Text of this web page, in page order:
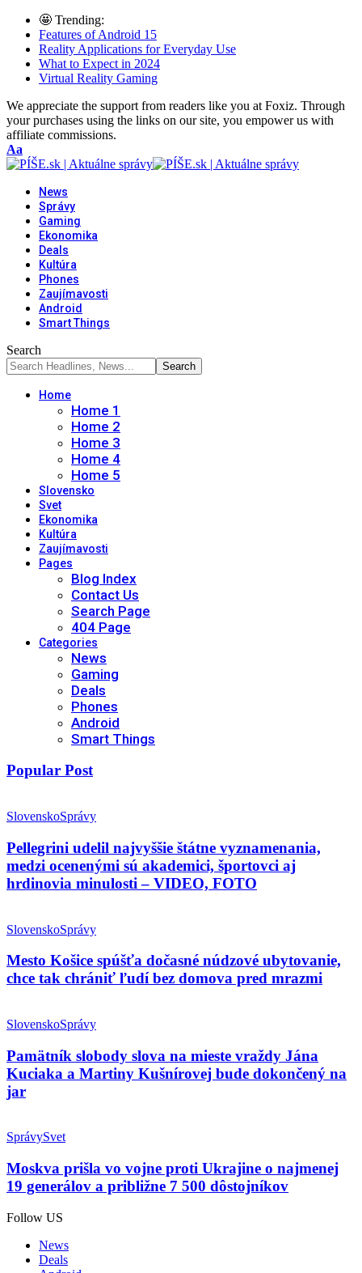
🤩 Trending:
Features of Android 15
Reality Applications for Everyday Use
What to Expect in 2024
Virtual Reality Gaming
We appreciate the support from readers like you at Foxiz. Through
your purchases using the links on our site, you empower us with
affiliate commissions.
Font
Resizer
Aa
News
Správy
Gaming
Ekonomika
Deals
Kultúra
Phones
Zaujímavosti
Android
Smart Things
Search
Home
Home 1
Home 2
Home 3
Home 4
Home 5
Slovensko
Svet
Ekonomika
Kultúra
Zaujímavosti
Pages
Blog Index
Contact Us
Search Page
404 Page
Categories
News
Gaming
Deals
Phones
Android
Smart Things
Popular Post
SlovenskoSprávy
Pellegrini udelil najvyššie štátne vyznamenania,
medzi ocenenými sú akademici, športovci aj
hrdinovia minulosti – VIDEO, FOTO
SlovenskoSprávy
Mesto Košice spúšťa dočasné núdzové ubytovanie,
chce tak chrániť ľudí bez domova pred mrazmi
SlovenskoSprávy
Pamätník slobody slova na mieste vraždy Jána
Kuciaka a Martiny Kušnírovej bude dokončený na
jar
SprávySvet
Moskva prišla vo vojne proti Ukrajine o najmenej
19 generálov a približne 7 500 dôstojníkov
Follow US
News
Deals